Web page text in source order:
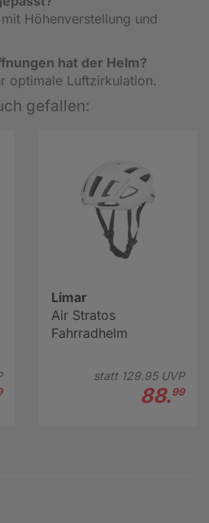
Höhenverstellung und
hat der Helm?
optimale Luftzirkulation.
gefallen:
Limar
Air Stratos
Fahrradhelm
statt 129.95UVP
88.99